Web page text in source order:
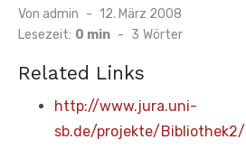
Von admin
Veröffentlicht
am
12. März 2008
Lesezeit: 0 min - 3 Wörter
Related Links
http://www.jura.uni-
sb.de/projekte/